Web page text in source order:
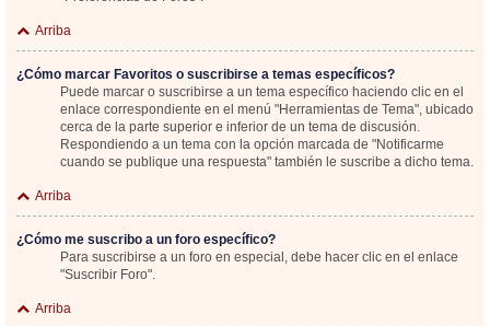
Arriba
¿Cómo marcar Favoritos o suscribirse a temas específicos?
Puede marcar o suscribirse a un tema específico haciendo clic en el
enlace correspondiente en el menú "Herramientas de Tema", ubicado
cerca de la parte superior e inferior de un tema de discusión.
Respondiendo a un tema con la opción marcada de "Notificarme
cuando se publique una respuesta" también le suscribe a dicho tema.
Arriba
¿Cómo me suscribo a un foro específico?
Para suscribirse a un foro en especial, debe hacer clic en el enlace
"Suscribir Foro".
Arriba